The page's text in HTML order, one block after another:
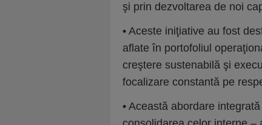
şi prin dezvoltarea de noi
• Aceste iniţiative au fost
aflate în portofoliul
creştere sustenabilă şi
focalizare constantă pe
• Această abordare